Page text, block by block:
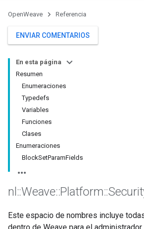
OpenWeave Referencia
ENVIAR COMENTARIOS
En esta página
Resumen
Enumeraciones
Typedefs
Variables
Funciones
Clases
Enumeraciones
BlockSetParamFields
nl ::Weave::Platform::
Este espacio de nombres incluye